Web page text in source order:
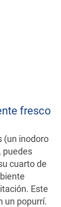
fresco
(un inodoro
puedes
cuarto de
Este
un popurrí.